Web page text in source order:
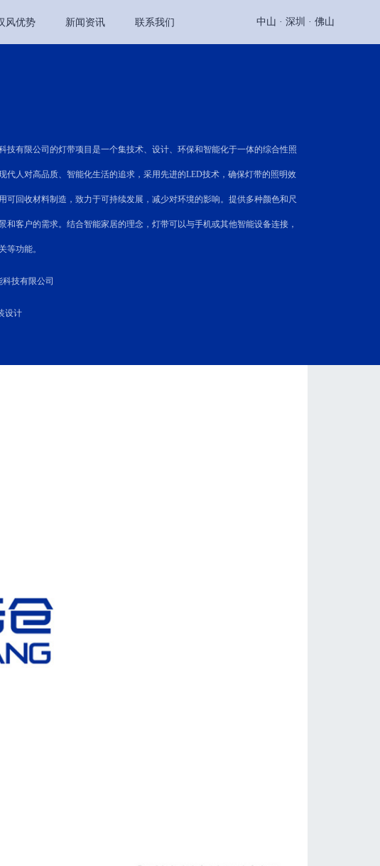
中山 · 深圳 · 佛山
风优势 新闻资讯 联系我们
有限公司的灯带项目是一个集技术、设计、环保和智能化于一体的综合性照
代人对高品质、智能化生活的追求，采用先进的LED技术，确保灯带的照明效
可回收材料制造，致力于可持续发展，减少对环境的影响。提供多种颜色和尺
和客户的需求。结合智能家居的理念，灯带可以与手机或其他智能设备连接，
等功能。
技有限公司
设计